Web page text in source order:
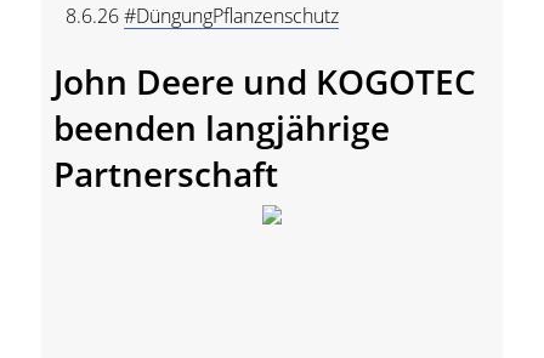
8.6.26#DüngungPflanzenschutz
John Deere und KOGOTEC
beenden langjährige
Partnerschaft